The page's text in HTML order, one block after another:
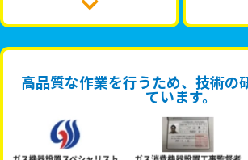
高品質な作業を行うため、技術の
ています。